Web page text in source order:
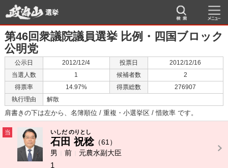
選挙
第46回衆議院議員選挙 比例・四国ブロック
公明党
公示日 2012/12/4 投票日
2012/12/16
当選人数
1 候補者数
2
得票率
14.97% 得票総数
276907
執行理由
解散
肩書きの下は左から、名簿順位 / 重複・小選挙区 / 惜敗率 です。
当 いしだ のりとし
石田 祝稔（61）
男
前
元農水副大臣
1